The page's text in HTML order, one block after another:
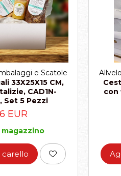
e Scatole
33X25X15 CM,
CAD1N-
Set 5 Pezzi
EUR
magazzino
carello
con